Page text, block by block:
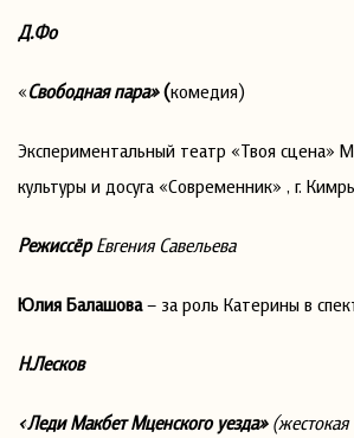
Д.Фо
«Свободная пара»(комедия)
Экспериментальный театр «Твоя сцена»
культуры и досуга «Современник» , г.
РежиссёрЕвгения Савельева
Юлия Балашова– за роль Катерины в
Н.Лесков
«Леди Макбет Мценского уезда»(жестокая